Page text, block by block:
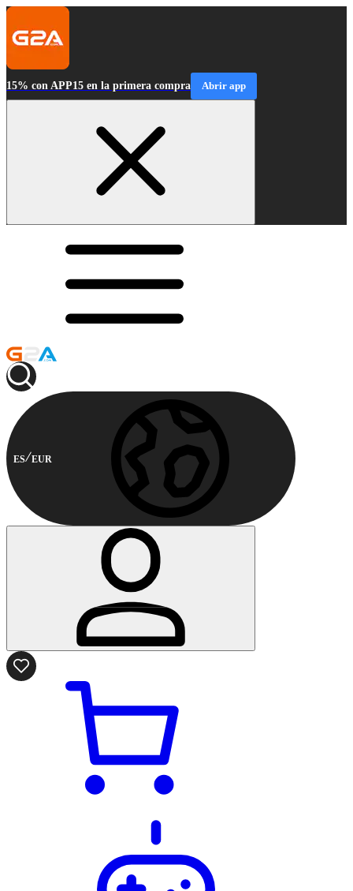
15% con APP15 en la primera compra Abrir app
ES EUR